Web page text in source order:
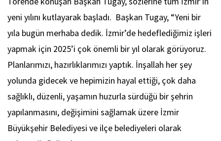
yeni yılını kutlayarak başladı. Başkan Tugay, “Yeni bir
yıla bugün merhaba dedik. İzmir’de hedeflediğimiz işleri
yapmak için 2025’i çok önemli bir yıl olarak görüyoruz.
Planlarımızı, hazırlıklarımızı yaptık. İnşallah her şey
yolunda gidecek ve hepimizin hayal ettiği, çok daha
sağlıklı, düzenli, yaşamın huzurla sürdüğü bir şehrin
yapılanmasını, değişimini sağlamak üzere İzmir
Büyükşehir Belediyesi ve ilçe belediyeleri olarak